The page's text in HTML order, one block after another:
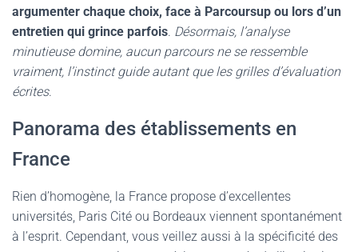
argumenter chaque choix, face à Parcoursup ou lors d’un
entretien qui grince parfois. Désormais, l’analyse
minutieuse domine, aucun parcours ne se ressemble
vraiment, l’instinct guide autant que les grilles d’évaluation
écrites.
Panorama des établissements en
France
Rien d’homogène, la France propose d’excellentes
universités, Paris Cité ou Bordeaux viennent spontanément
à l’esprit. Cependant, vous veillez aussi à la spécificité des